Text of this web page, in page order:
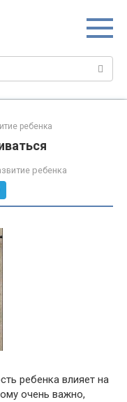
ребенка
ребенка
ребенка влияет на
очень важно,